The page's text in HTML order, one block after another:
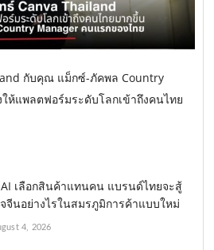
กับคุณ แม็กซ์-ภัคพล Country
ห้แพลตฟอร์มระดับโลกเข้าถึงคนไทย
AI เลือกสินค้าแทนคน แบรนด์ไทยจะสู้
จีนอย่างไรในสมรภูมิการค้าแบบใหม่
4, 2026